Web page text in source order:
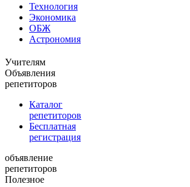
Технология
Экономика
ОБЖ
Астрономия
Учителям
Объявления
репетиторов
Каталог
репетиторов
Бесплатная
регистрация
объявление
репетиторов
Полезное